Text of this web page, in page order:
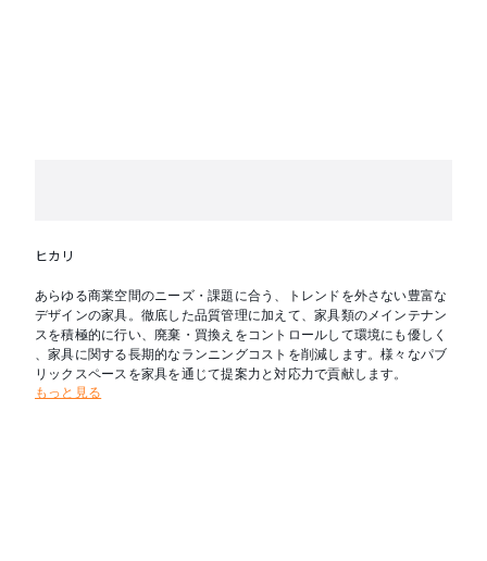
ヒカリ
あらゆる商業空間のニーズ・課題に合う、トレンドを外さない豊富な
デザインの家具。徹底した品質管理に加えて、家具類のメインテナン
スを積極的に行い、廃棄・買換えをコントロールして環境にも優しく
、家具に関する長期的なランニングコストを削減します。様々なパブ
リックスペースを家具を通じて提案力と対応力で貢献します。
もっと見る